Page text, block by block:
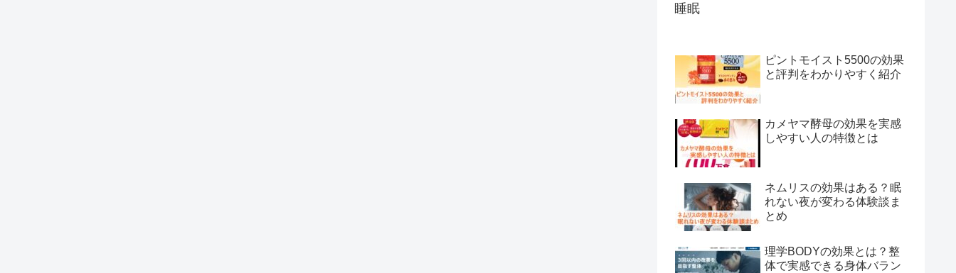
睡眠
ピントモイスト5500の効果
と評判をわかりやすく紹介
カメヤマ酵母の効果を実感
しやすい人の特徴とは
ネムリスの効果はある？眠
れない夜が変わる体験談ま
とめ
理学BODYの効果とは？整
体で実感できる身体バラン